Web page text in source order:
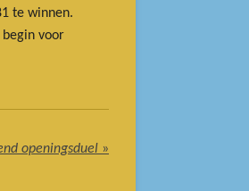
te winnen.
voor
openingsduel »